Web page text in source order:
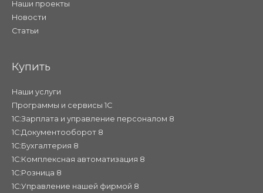
Наши проекты
Новости
Статьи
Купить
Наши услуги
Программы и сервисы 1С
1С:Зарплата и управление персоналом 8
1С:Документооборот 8
1С:Бухгалтерия 8
1С:Комплексная автоматизация 8
1С:Розница 8
1С:Управление нашей фирмой 8